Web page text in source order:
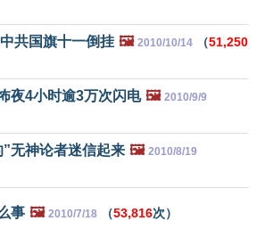
共国旗十一倒挂 🖼️ 2010/10/14 （51,250
夜4小时逾3万次闪电 🖼️ 2010/9/9
无神论者迷信起来 🖼️ 2010/8/19
事 🖼️ 2010/7/18 （53,816次）